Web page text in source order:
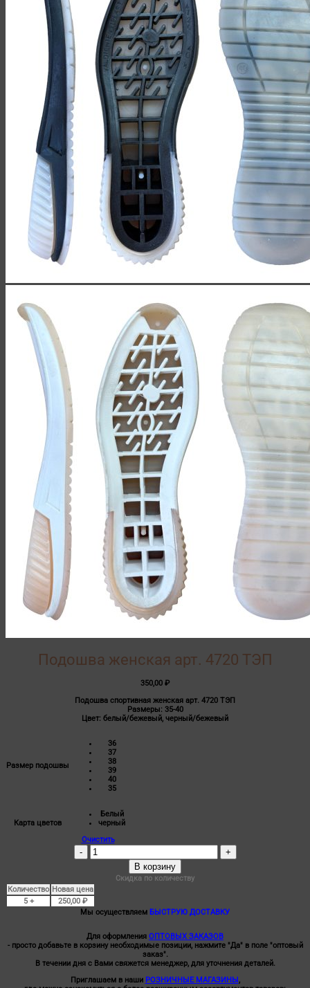
Подошва женская арт. 4720 ТЭП
350,00 ₽
Подошва спортивная женская арт. 4720 ТЭП
Размеры: 35-40
Цвет: белый/бежевый, черный/бежевый
Размер подошвы
36
37
38
39
40
35
Карта цветов
Белый
черный
Очистить
Количество
товара
женская
арт.
4720
В корзину
Скидка по количеству
Количество Новая цена
5 +
250,00 ₽
Мы осуществляем БЫСТРУЮ ДОСТАВКУ
Для оформления ОПТОВЫХ ЗАКАЗОВ
- просто добавьте в корзину необходимые позиции, нажмите "Да" в поле "оптовый
заказ".
В течении дня с Вами свяжется менеджер, для уточнения деталей.
Приглашаем в наши РОЗНИЧНЫЕ МАГАЗИНЫ ,